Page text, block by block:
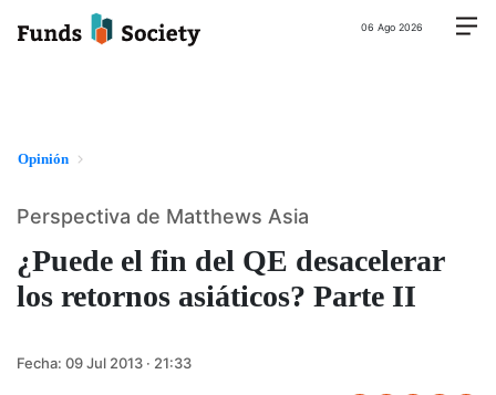
06 Ago 2026
Opinión
¿Puede el fin del QE desacelerar
los retornos asiáticos? Parte II
Perspectiva de Matthews Asia
Fecha: 09 Jul 2013 · 21:33